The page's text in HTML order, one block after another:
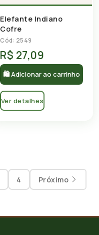
Elefante Indiano
Cofre
Cód: 2549
R$ 27,09
🛍 Adicionar ao carrinho
Ver detalhes
4 Próximo